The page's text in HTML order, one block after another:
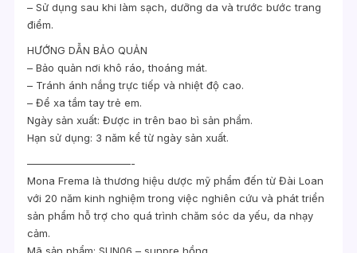
– Sử dụng sau khi làm sạch, dưỡng da và trước bước trang
điểm.
HƯỚNG DẪN BẢO QUẢN
– Bảo quản nơi khô ráo, thoáng mát.
– Tránh ánh nắng trực tiếp và nhiệt độ cao.
– Để xa tầm tay trẻ em.
Ngày sản xuất: Được in trên bao bì sản phẩm.
Hạn sử dụng: 3 năm kể từ ngày sản xuất.
——————————-
Mona Frema là thương hiệu dược mỹ phẩm đến từ Đài Loan
với 20 năm kinh nghiệm trong việc nghiên cứu và phát triển
sản phẩm hỗ trợ cho quá trình chăm sóc da yếu, da nhạy
cảm.